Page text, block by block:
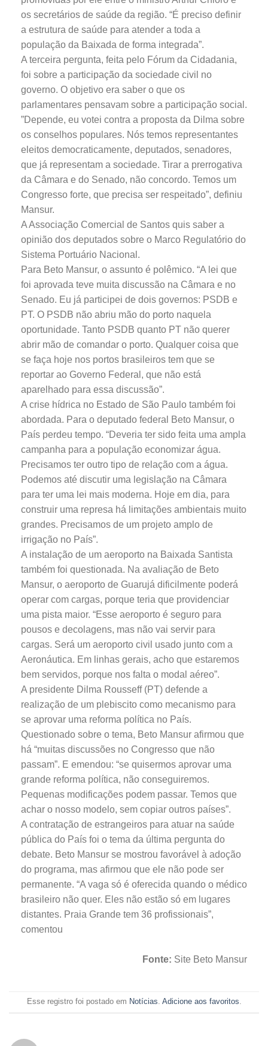
os secretários de saúde da região. “É preciso definir
a estrutura de saúde para atender a toda a
população da Baixada de forma integrada”.
A terceira pergunta, feita pelo Fórum da Cidadania,
foi sobre a participação da sociedade civil no
governo. O objetivo era saber o que os
parlamentares pensavam sobre a participação social.
”Depende, eu votei contra a proposta da Dilma sobre
os conselhos populares. Nós temos representantes
eleitos democraticamente, deputados, senadores,
que já representam a sociedade. Tirar a prerrogativa
da Câmara e do Senado, não concordo. Temos um
Congresso forte, que precisa ser respeitado”, definiu
Mansur.
A Associação Comercial de Santos quis saber a
opinião dos deputados sobre o Marco Regulatório do
Sistema Portuário Nacional.
Para Beto Mansur, o assunto é polêmico. “A lei que
foi aprovada teve muita discussão na Câmara e no
Senado. Eu já participei de dois governos: PSDB e
PT. O PSDB não abriu mão do porto naquela
oportunidade. Tanto PSDB quanto PT não querer
abrir mão de comandar o porto. Qualquer coisa que
se faça hoje nos portos brasileiros tem que se
reportar ao Governo Federal, que não está
aparelhado para essa discussão”.
A crise hídrica no Estado de São Paulo também foi
abordada. Para o deputado federal Beto Mansur, o
País perdeu tempo. “Deveria ter sido feita uma ampla
campanha para a população economizar água.
Precisamos ter outro tipo de relação com a água.
Podemos até discutir uma legislação na Câmara
para ter uma lei mais moderna. Hoje em dia, para
construir uma represa há limitações ambientais muito
grandes. Precisamos de um projeto amplo de
irrigação no País”.
A instalação de um aeroporto na Baixada Santista
também foi questionada. Na avaliação de Beto
Mansur, o aeroporto de Guarujá dificilmente poderá
operar com cargas, porque teria que providenciar
uma pista maior. “Esse aeroporto é seguro para
pousos e decolagens, mas não vai servir para
cargas. Será um aeroporto civil usado junto com a
Aeronáutica. Em linhas gerais, acho que estaremos
bem servidos, porque nos falta o modal aéreo”.
A presidente Dilma Rousseff (PT) defende a
realização de um plebiscito como mecanismo para
se aprovar uma reforma política no País.
Questionado sobre o tema, Beto Mansur afirmou que
há “muitas discussões no Congresso que não
passam”. E emendou: “se quisermos aprovar uma
grande reforma política, não conseguiremos.
Pequenas modificações podem passar. Temos que
achar o nosso modelo, sem copiar outros países”.
A contratação de estrangeiros para atuar na saúde
pública do País foi o tema da última pergunta do
debate. Beto Mansur se mostrou favorável à adoção
do programa, mas afirmou que ele não pode ser
permanente. “A vaga só é oferecida quando o médico
brasileiro não quer. Eles não estão só em lugares
distantes. Praia Grande tem 36 profissionais”,
comentou
Fonte: Site Beto Mansur
Esse registro foi postado em Notícias. Adicione aos favoritos.